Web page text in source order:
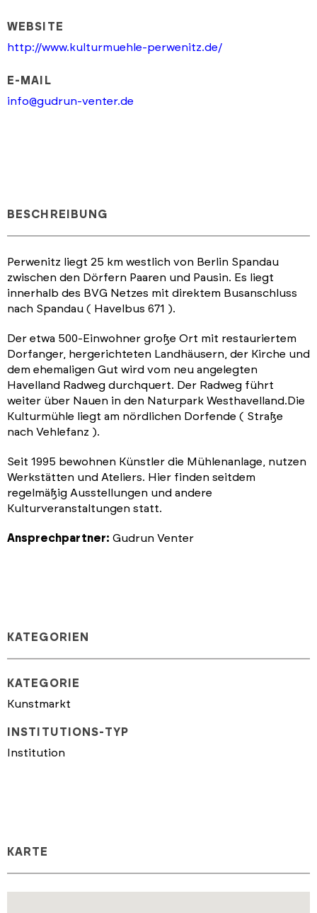
WEBSITE
http://www.kulturmuehle-perwenitz.de/
E-MAIL
info@gudrun-venter.de
BESCHREIBUNG
Perwenitz liegt 25 km westlich von Berlin Spandau
zwischen den Dörfern Paaren und Pausin. Es liegt
innerhalb des BVG Netzes mit direktem Busanschluss
nach Spandau ( Havelbus 671 ).
Der etwa 500-Einwohner große Ort mit restauriertem
Dorfanger, hergerichteten Landhäusern, der Kirche und
dem ehemaligen Gut wird vom neu angelegten
Havelland Radweg durchquert. Der Radweg führt
weiter über Nauen in den Naturpark Westhavelland.Die
Kulturmühle liegt am nördlichen Dorfende ( Straße
nach Vehlefanz ).
Seit 1995 bewohnen Künstler die Mühlenanlage, nutzen
Werkstätten und Ateliers. Hier finden seitdem
regelmäßig Ausstellungen und andere
Kulturveranstaltungen statt.
Ansprechpartner: Gudrun Venter
KATEGORIEN
KATEGORIE
Kunstmarkt
INSTITUTIONS-TYP
Institution
KARTE